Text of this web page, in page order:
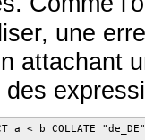
une
attachant
des
a < b COLLATE